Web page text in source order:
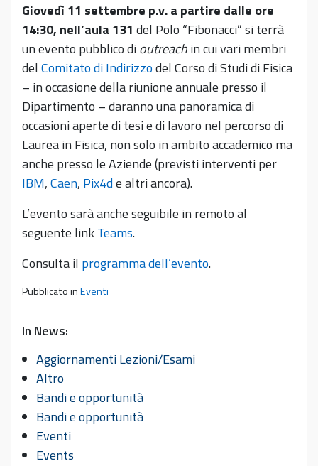
Giovedì 11 settembre p.v. a partire dalle ore
14:30, nell’aula 131 del Polo “Fibonacci” si terrà
un evento pubblico dioutreachin cui vari membri
delComitato di Indirizzodel Corso di Studi di Fisica
– in occasione della riunione annuale presso il
Dipartimento – daranno una panoramica di
occasioni aperte di tesi e di lavoro nel percorso di
Laurea in Fisica, non solo in ambito accademico ma
anche presso le Aziende (previsti interventi per
IBM,Caen, Pix4de altri ancora).
L’evento sarà anche seguibile in remoto al
seguente linkTeams.
Consulta il programma dell’evento.
Pubblicato inEventi
In News:
Aggiornamenti Lezioni/Esami
Altro
Bandi e opportunità
Bandi e opportunità
Eventi
Events